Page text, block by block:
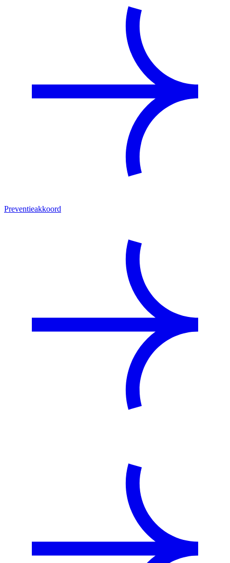
Preventieakkoord